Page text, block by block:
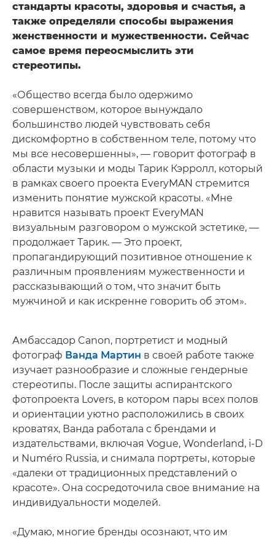
стандарты красоты, здоровья и счастья, а
также определяли способы выражения
женственности и мужественности. Сейчас
самое время переосмыслить эти
стереотипы.
«Общество всегда было одержимо
совершенством, которое вынуждало
большинство людей чувствовать себя
дискомфортно в собственном теле, потому что
мы все несовершенны», — говорит фотограф в
области музыки и моды Тарик Кэрролл, который
в рамках своего проекта EveryMAN стремится
изменить понятие мужской красоты. «Мне
нравится называть проект EveryMAN
визуальным разговором о мужской эстетике, —
продолжает Тарик. — Это проект,
пропагандирующий позитивное отношение к
различным проявлениям мужественности и
рассказывающий о том, что значит быть
мужчиной и как искренне говорить об этом».
Амбассадор Canon, портретист и модный
фотограф Ванда Мартин в своей работе также
изучает разнообразие и сложные гендерные
стереотипы. После защиты аспирантского
фотопроекта Lovers, в котором пары всех полов
и ориентации уютно расположились в своих
кроватях, Ванда работала с брендами и
издательствами, включая Vogue, Wonderland, i-D
и Numéro Russia, и снимала портреты, которые
«далеки от традиционных представлений о
красоте». Она сосредоточила свое внимание на
индивидуальности моделей.
«Думаю, многие бренды осознают, что им